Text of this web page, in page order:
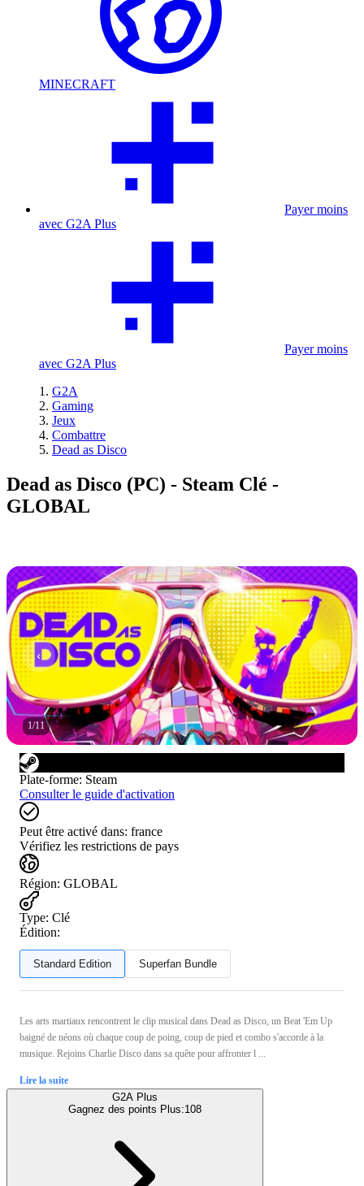
MINECRAFT
Payer moins
avec G2A Plus
Payer moins
avec G2A Plus
G2A
Gaming
Jeux
Combattre
Dead as Disco
Dead as Disco (PC) - Steam Clé -
GLOBAL
1/11
Plate-forme: Steam
Consulter le guide d'activation
Peut être activé dans: france
Vérifiez les restrictions de pays
Région: GLOBAL
Type: Clé
Édition:
Standard Edition Superfan Bundle
Les arts martiaux rencontrent le clip musical dans Dead as Disco, un Beat 'Em Up
baigné de néons où chaque coup de poing, coup de pied et combo s'accorde à la
musique. Rejoins Charlie Disco dans sa quête pour affronter l ...
Lire la suite
G2A Plus
Gagnez des points Plus:108